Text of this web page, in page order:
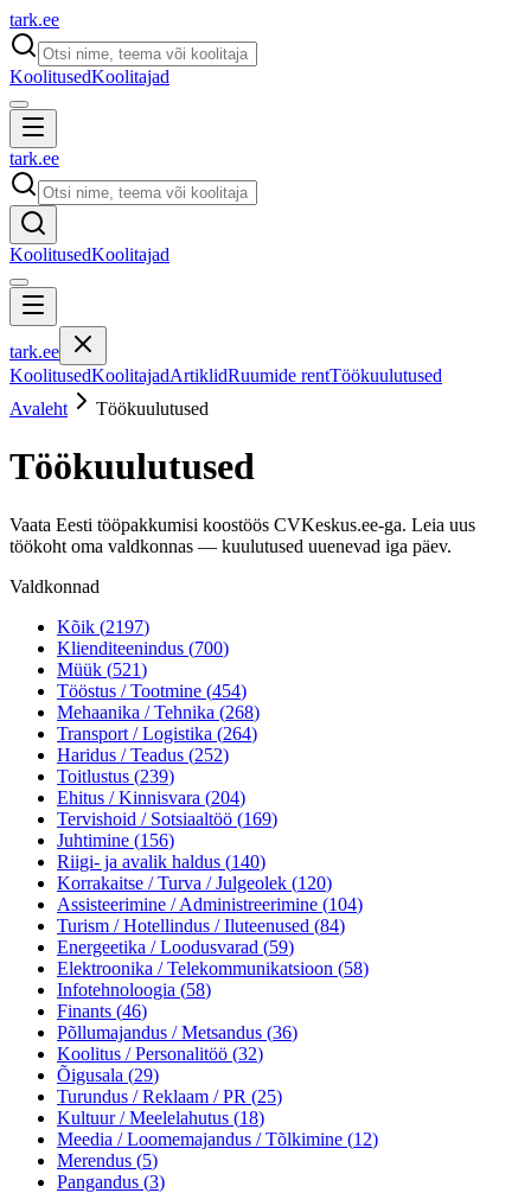
tark.ee
KoolitusedKoolitajad
tark.ee
KoolitusedKoolitajad
tark.ee
KoolitusedKoolitajadArtiklidRuumide rentTöökuulutused
Avaleht
Töökuulutused
Töökuulutused
Vaata Eesti tööpakkumisi koostöös CVKeskus.ee-ga. Leia uus
töökoht oma valdkonnas — kuulutused uuenevad iga päev.
Valdkonnad
Kõik (2197)
Klienditeenindus (700)
Müük (521)
Tööstus / Tootmine (454)
Mehaanika / Tehnika (268)
Transport / Logistika (264)
Haridus / Teadus (252)
Toitlustus (239)
Ehitus / Kinnisvara (204)
Tervishoid / Sotsiaaltöö (169)
Juhtimine (156)
Riigi- ja avalik haldus (140)
Korrakaitse / Turva / Julgeolek (120)
Assisteerimine / Administreerimine (104)
Turism / Hotellindus / Iluteenused (84)
Energeetika / Loodusvarad (59)
Elektroonika / Telekommunikatsioon (58)
Infotehnoloogia (58)
Finants (46)
Põllumajandus / Metsandus (36)
Koolitus / Personalitöö (32)
Õigusala (29)
Turundus / Reklaam / PR (25)
Kultuur / Meelelahutus (18)
Meedia / Loomemajandus / Tõlkimine (12)
Merendus (5)
Pangandus (3)